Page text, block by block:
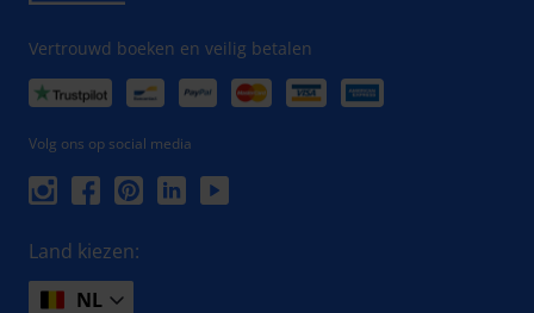
Vertrouwd boeken en veilig betalen
Volg ons op social media
Land kiezen:
NL